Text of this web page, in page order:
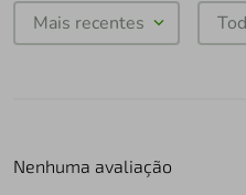
Mais recentes
Nenhuma avaliação